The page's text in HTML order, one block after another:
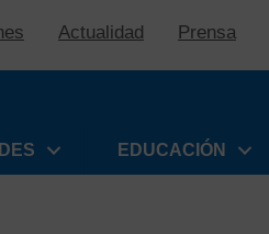
Actualidad Prensa
EDUCACIÓN